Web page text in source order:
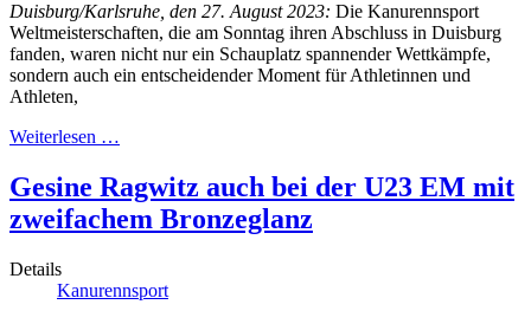
Duisburg/Karlsruhe, den 27. August 2023: Die Kanurennsport
Weltmeisterschaften, die am Sonntag ihren Abschluss in Duisburg
fanden, waren nicht nur ein Schauplatz spannender Wettkämpfe,
sondern auch ein entscheidender Moment für Athletinnen und
Athleten,
Weiterlesen …
Gesine Ragwitz auch bei der U23 EM mit
zweifachem Bronzeglanz
Details
Kanurennsport